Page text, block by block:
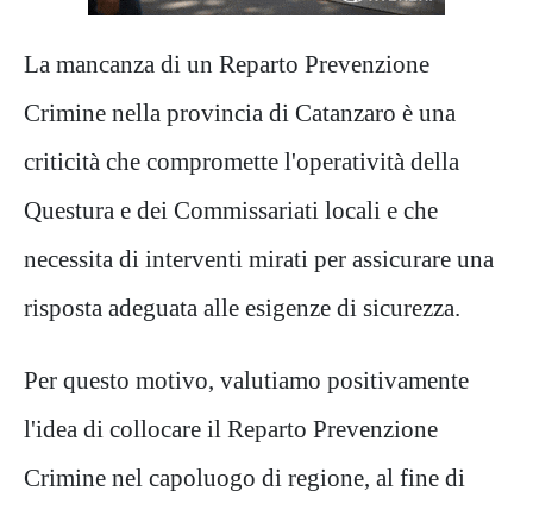
La mancanza di un Reparto Prevenzione
Crimine nella provincia di Catanzaro è una
criticità che compromette l'operatività della
Questura e dei Commissariati locali e che
necessita di interventi mirati per assicurare una
risposta adeguata alle esigenze di sicurezza.
Per questo motivo, valutiamo positivamente
l'idea di collocare il Reparto Prevenzione
Crimine nel capoluogo di regione, al fine di